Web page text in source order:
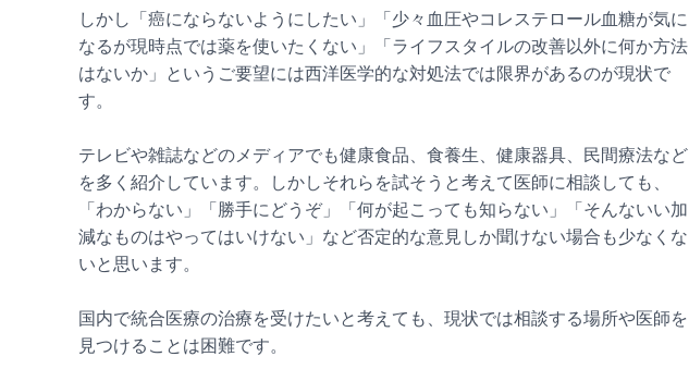
しかし「癌にならないようにしたい」「少々血圧やコレステロール血糖が気に
なるが現時点では薬を使いたくない」「ライフスタイルの改善以外に何か方法
はないか」というご要望には西洋医学的な対処法では限界があるのが現状で
す。
テレビや雑誌などのメディアでも健康食品、食養生、健康器具、民間療法など
を多く紹介しています。しかしそれらを試そうと考えて医師に相談しても、
「わからない」「勝手にどうぞ」「何が起こっても知らない」「そんないい加
減なものはやってはいけない」など否定的な意見しか聞けない場合も少なくな
いと思います。
国内で統合医療の治療を受けたいと考えても、現状では相談する場所や医師を
見つけることは困難です。